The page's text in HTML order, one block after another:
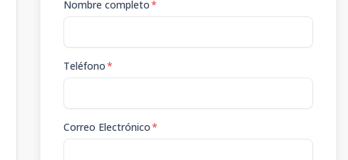
Nombre completo*
Teléfono*
Correo Electrónico*